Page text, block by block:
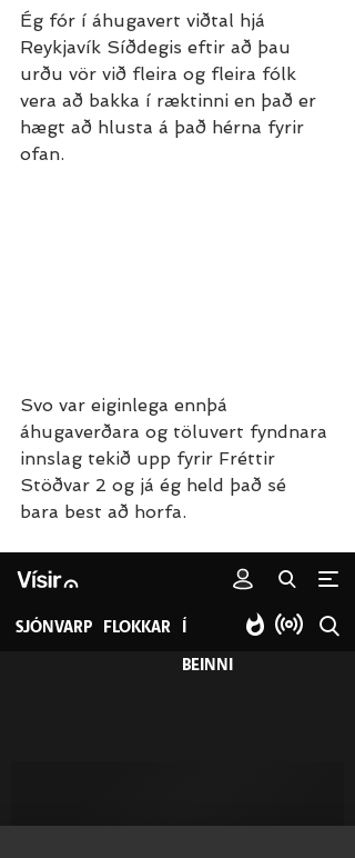
Ég fór í áhugavert viðtal hjá
Reykjavík Síðdegis eftir að þau
urðu vör við fleira og fleira fólk
vera að bakka í ræktinni en það er
hægt að hlusta á það hérna fyrir
ofan.
Svo var eiginlega ennþá
áhugaverðara og töluvert fyndnara
innslag tekið upp fyrir Fréttir
Stöðvar 2 og já ég held það sé
bara best að horfa.